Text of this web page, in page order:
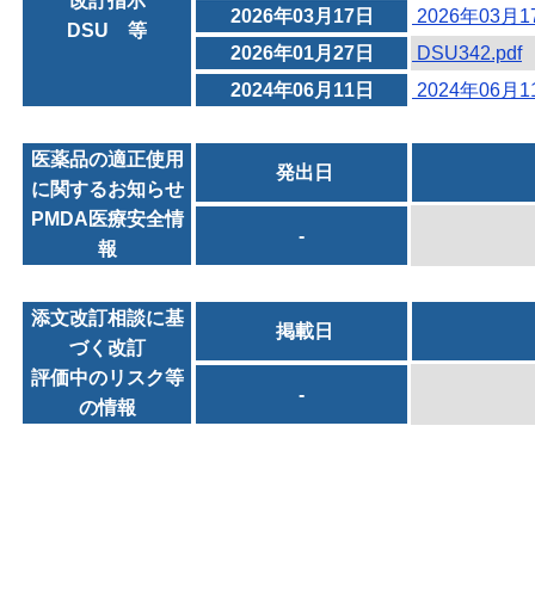
DSU 等
2026年03月17日
2026年03月
2026年01月27日
DSU342.pdf
2024年06月11日
2024年06月
医薬品の適正使用
に関するお知らせ
PMDA医療安全情
報
発出日
-
添文改訂相談に基
づく改訂
評価中のリスク等
の情報
掲載日
-